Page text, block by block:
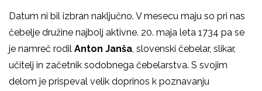
Datum ni bil izbran naključno. V mesecu maju so pri nas
čebelje družine najbolj aktivne. 20. maja leta 1734 pa se
je namreč rodil Anton Janša, slovenski čebelar, slikar,
učitelj in začetnik sodobnega čebelarstva. S svojim
delom je prispeval velik doprinos k poznavanju